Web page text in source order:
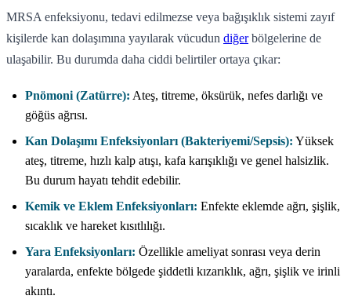
MRSA enfeksiyonu, tedavi edilmezse veya bağışıklık sistemi zayıf
kişilerde kan dolaşımına yayılarak vücudun diğerbölgelerine de
ulaşabilir. Bu durumda daha ciddi belirtiler ortaya çıkar:
Pnömoni (Zatürre): Ateş, titreme, öksürük, nefes darlığı ve
göğüs ağrısı.
Kan Dolaşımı Enfeksiyonları (Bakteriyemi/Sepsis): Yüksek
ateş, titreme, hızlı kalp atışı, kafa karışıklığı ve genel halsizlik.
Bu durum hayatı tehdit edebilir.
Kemik ve Eklem Enfeksiyonları: Enfekte eklemde ağrı, şişlik,
sıcaklık ve hareket kısıtlılığı.
Yara Enfeksiyonları: Özellikle ameliyat sonrası veya derin
yaralarda, enfekte bölgede şiddetli kızarıklık, ağrı, şişlik ve irinli
akıntı.